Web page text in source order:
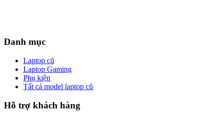
Danh mục
Laptop cũ
Laptop Gaming
Phụ kiện
Tất cả model laptop cũ
Hỗ trợ khách hàng